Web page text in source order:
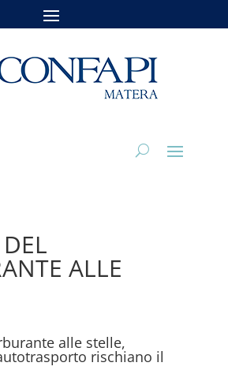
ALLE
alle stelle,
rischiano il